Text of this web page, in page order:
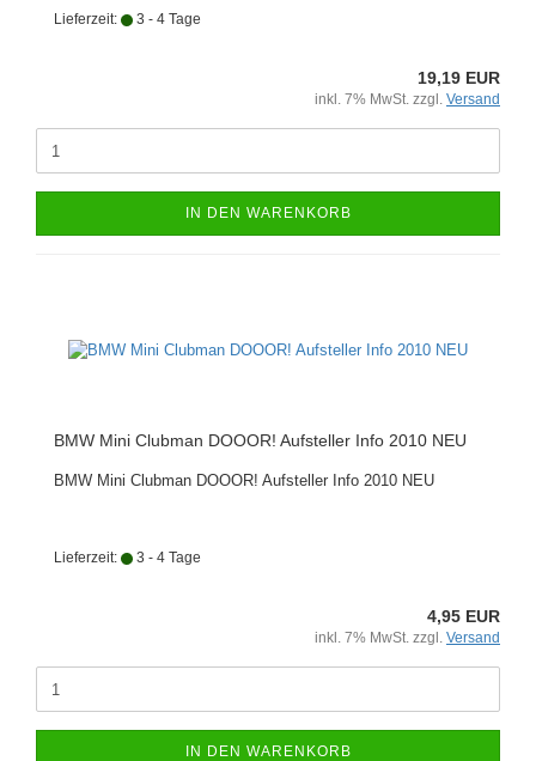
Lieferzeit: 3 - 4 Tage
19,19 EUR
inkl. 7% MwSt. zzgl. Versand
IN DEN WARENKORB
BMW Mini Clubman DOOOR! Aufsteller Info 2010 NEU
BMW Mini Clubman DOOOR! Aufsteller Info 2010 NEU
Lieferzeit: 3 - 4 Tage
4,95 EUR
inkl. 7% MwSt. zzgl. Versand
IN DEN WARENKORB